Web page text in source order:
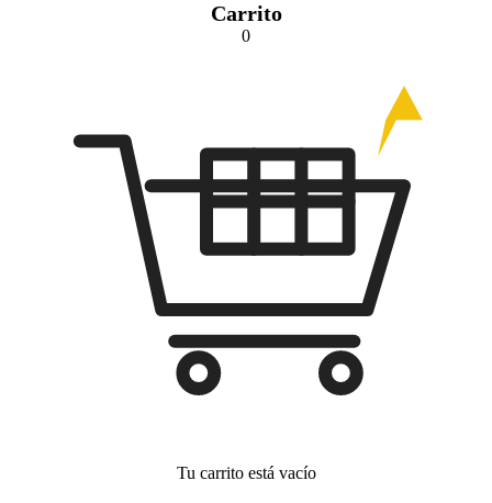
Carrito
0
Tu carrito está vacío